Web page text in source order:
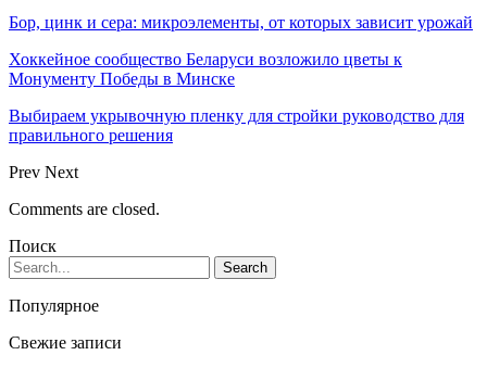
Бор, цинк и сера: микроэлементы, от которых зависит урожай
Хоккейное сообщество Беларуси возложило цветы к
Монументу Победы в Минске
Выбираем укрывочную пленку для стройки руководство для
правильного решения
Prev Next
Comments are closed.
Поиск
Популярное
Свежие записи